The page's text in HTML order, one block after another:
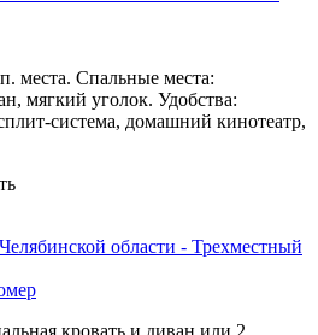
места. Спальные места:
мягкий уголок. Удобства:
система, домашний кинотеатр,